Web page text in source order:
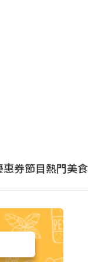
惠券節目熱門美食